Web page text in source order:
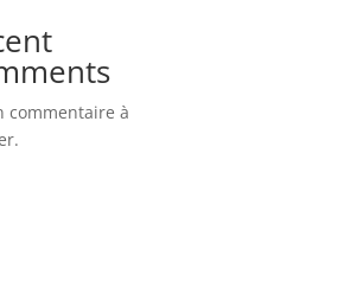
commentaire à